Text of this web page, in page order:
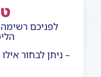
לפניכם
– ניתן לבחור